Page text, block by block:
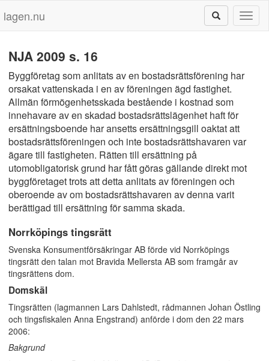
lagen.nu
NJA 2009 s. 16
Byggföretag som anlitats av en bostadsrättsförening har
orsakat vattenskada i en av föreningen ägd fastighet.
Allmän förmögenhetsskada bestående i kostnad som
innehavare av en skadad bostadsrättslägenhet haft för
ersättningsboende har ansetts ersättningsgill oaktat att
bostadsrättsföreningen och inte bostadsrättshavaren var
ägare till fastigheten. Rätten till ersättning på
utomobligatorisk grund har fått göras gällande direkt mot
byggföretaget trots att detta anlitats av föreningen och
oberoende av om bostadsrättshavaren av denna varit
berättigad till ersättning för samma skada.
Norrköpings tingsrätt
Svenska Konsumentförsäkringar AB förde vid Norrköpings
tingsrätt den talan mot Bravida Mellersta AB som framgår av
tingsrättens dom.
Domskäl
Tingsrätten (lagmannen Lars Dahlstedt, rådmannen Johan Östling
och tingsfiskalen Anna Engstrand) anförde i dom den 22 mars
2006:
Bakgrund